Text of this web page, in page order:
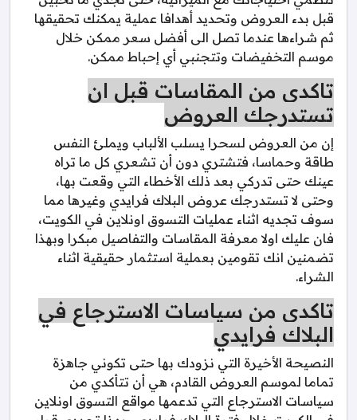
قبل بدء العروض وتحديد أهدافا عملية يمكنك تحقيقها
ثم شراءها عندما تصل الى أفضل سعر ممكن خلال
موسم التخفيضات وتتجنبي أي إحباط ممكن.
تاكدي من المقاسات قبل ان
تستدرجك العروض
إن من العروض لسحرا يسلب الألباب ويملئ النفس
طاقة وحماسا، فتشتري دون أن تشعري كل ما تراه
عينك حتى تدركي بعد ذلك الأخطاء التي وقعت بها،
وحتى لا تستدرجك عروض البلاك فرايدي وغيرها مما
سوف تجديه اثناء عمليات التسوق اونلاين في الكويت،
فان عليك اولا معرفة المقاسات والتفاصيل مبكرا وبهذا
تضمنين انك تقومين بعملية استثمار حقيقية اثناء
الشراء.
تاكدي من سياسات الاسترجاع في
البلاك فرايدي
النصيحة الأخيرة التي نزودك بها حتى تكوني جاهزة
تماما لموسم العروض القادم، هي أن تتأكدي من
سياسات الاسترجاع التي تدعمها مواقع التسوق اونلاين